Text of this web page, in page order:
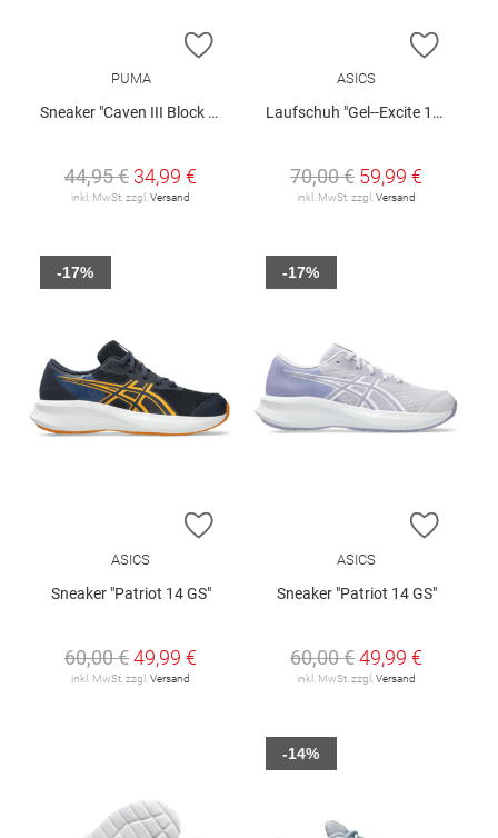
ZUR WUNSCHLISTE HINZUFÜGEN
PUMA
Sneaker "Caven III Block Jr."
44,95 € 34,99 €
inkl. MwSt. zzgl. Versand
ZUR
ASICS
Laufschuh "Gel--Excite 11 GS"
70,00 € 59,99 €
inkl. MwSt. zzgl. Versand
ZUR WUNSCHLISTE HINZUFÜGEN
ASICS
Sneaker "Patriot 14 GS"
60,00 €49,99 €
inkl. MwSt. zzgl. Versand
-17%
ZUR
ASICS
Sneaker "Patriot 14 GS"
60,00 €49,99 €
inkl. MwSt. zzgl. Versand
-17%
-14%